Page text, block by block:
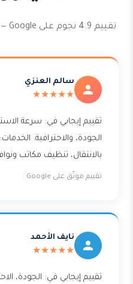
تقييم 4.9 نجوم على Google — مشرف وجميع مناطق الكويت
سالم العنزي
★★★★★
تقييم إيجابي في: سرعة
الجودة، والاحترافية.
بالانتقال، تنظيف مكاتب
تقييم موثّق على Google
نايف الأحمد
★★★★★
تقييم إيجابي في: الجودة،